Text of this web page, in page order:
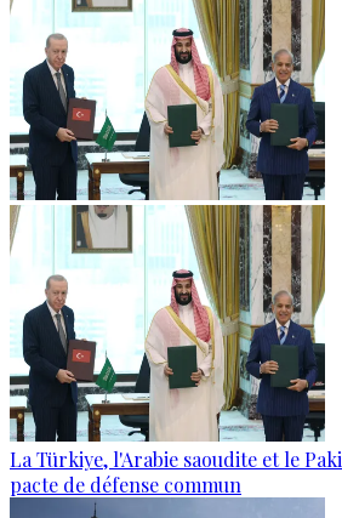
La Türkiye, l'Arabie saoudite et le
pacte de défense commun